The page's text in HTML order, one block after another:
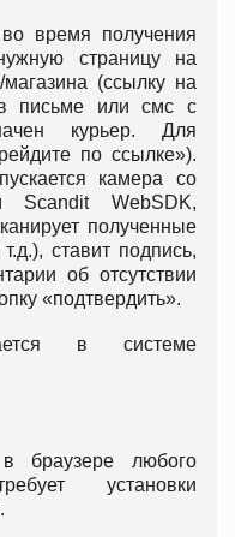
время получения
страницу на
(ссылку на
письме или смс с
курьер. Для
по ссылке»).
камера со
Scandit WebSDK,
полученные
ставит подпись,
об отсутствии
«подтвердить».
в системе
браузере любого
установки